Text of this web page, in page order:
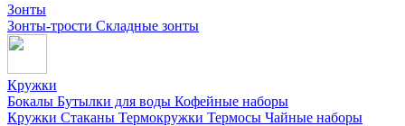
Зонты
Зонты-трости Складные зонты
Кружки
Бокалы Бутылки для воды Кофейные наборы
Кружки Стаканы Термокружки Термосы Чайные наборы